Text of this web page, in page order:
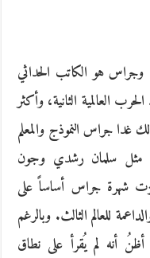
وجراس هو الكاتب الحداثي
العالمية الثانية، وأكثر
غدا جراس النموذج والمعلم
مثل سلمان رشدي وجون
شهرة جراس أساساً على
للعالم الثالث. وبالرغم
أنه لم يُقرأ على نطاق